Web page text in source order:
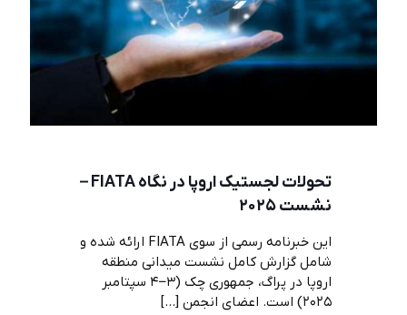
تحولات لجستیک اروپا در نگاه FIATA –
نشست ۲۰۲۵
این خبرنامه رسمی از سوی FIATA ارائه شده و
شامل گزارش کامل نشست میدانی منطقه
اروپا در پراگ، جمهوری چک (۳–۴ سپتامبر
۲۰۲۵) است. اعضای انجمن
[…]